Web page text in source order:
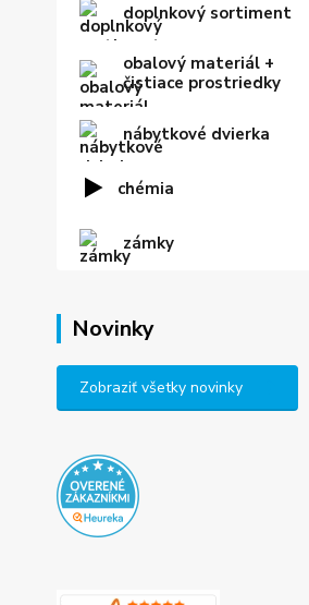
doplnkový sortiment
obalový materiál +
čistiace prostriedky
nábytkové dvierka
chémia
zámky
Novinky
Zobraziť všetky novinky